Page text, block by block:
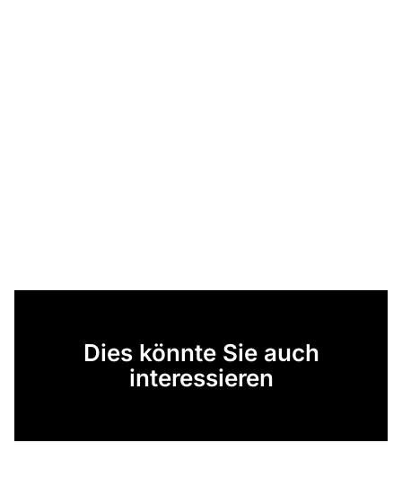
Dies könnte Sie auch
interessieren